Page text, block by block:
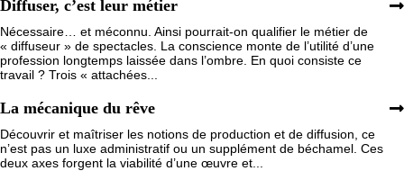
Diffuser, c’est leur métier
Nécessaire… et méconnu. Ainsi pourrait-on qualifier le métier de
« diffuseur » de spectacles. La conscience monte de l’utilité d’une
profession longtemps laissée dans l’ombre. En quoi consiste ce
travail ? Trois « attachées...
La mécanique du rêve
Découvrir et maîtriser les notions de production et de diffusion, ce
n’est pas un luxe administratif ou un supplément de béchamel. Ces
deux axes forgent la viabilité d’une œuvre et...